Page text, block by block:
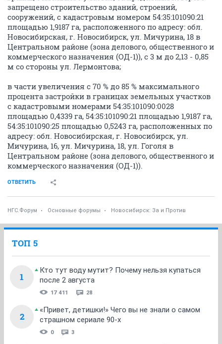
запрещено строительство зданий, строений,
сооружений, с кадастровым номером 54:35:101090:21
площадью 1,9187 га, расположенного по адресу: обл.
Новосибирская, г. Новосибирск, ул. Мичурина, 18 в
Центральном районе (зона делового, общественного и
коммерческого назначения (ОД-1)), с 3 м до 2,13 - 0,85
м со стороны ул. Лермонтова;
в части увеличения с 70 % до 85 % максимального
процента застройки в границах земельных участков
с кадастровыми номерами 54:35:101090:0028
площадью 0,4339 га, 54:35:101090:21 площадью 1,9187 га,
54:35:101090:25 площадью 0,5243 га, расположенных по
адресу: обл. Новосибирская, г. Новосибирск, ул.
Мичурина, 16, ул. Мичурина, 18, ул. Гоголя в
Центральном районе (зона делового, общественного и
коммерческого назначения (ОД-1)).
ОТВЕТИТЬ
НГС.Форум Основные форумы Новосибирск: За и Против
ТОП 5
1
Кто тут воду мутит? Почему нельзя купаться
после 2 августа
17 411 28
2
«Привет, детишки!» Чего вы не знали о самом
страшном сериале 90-х
0 3